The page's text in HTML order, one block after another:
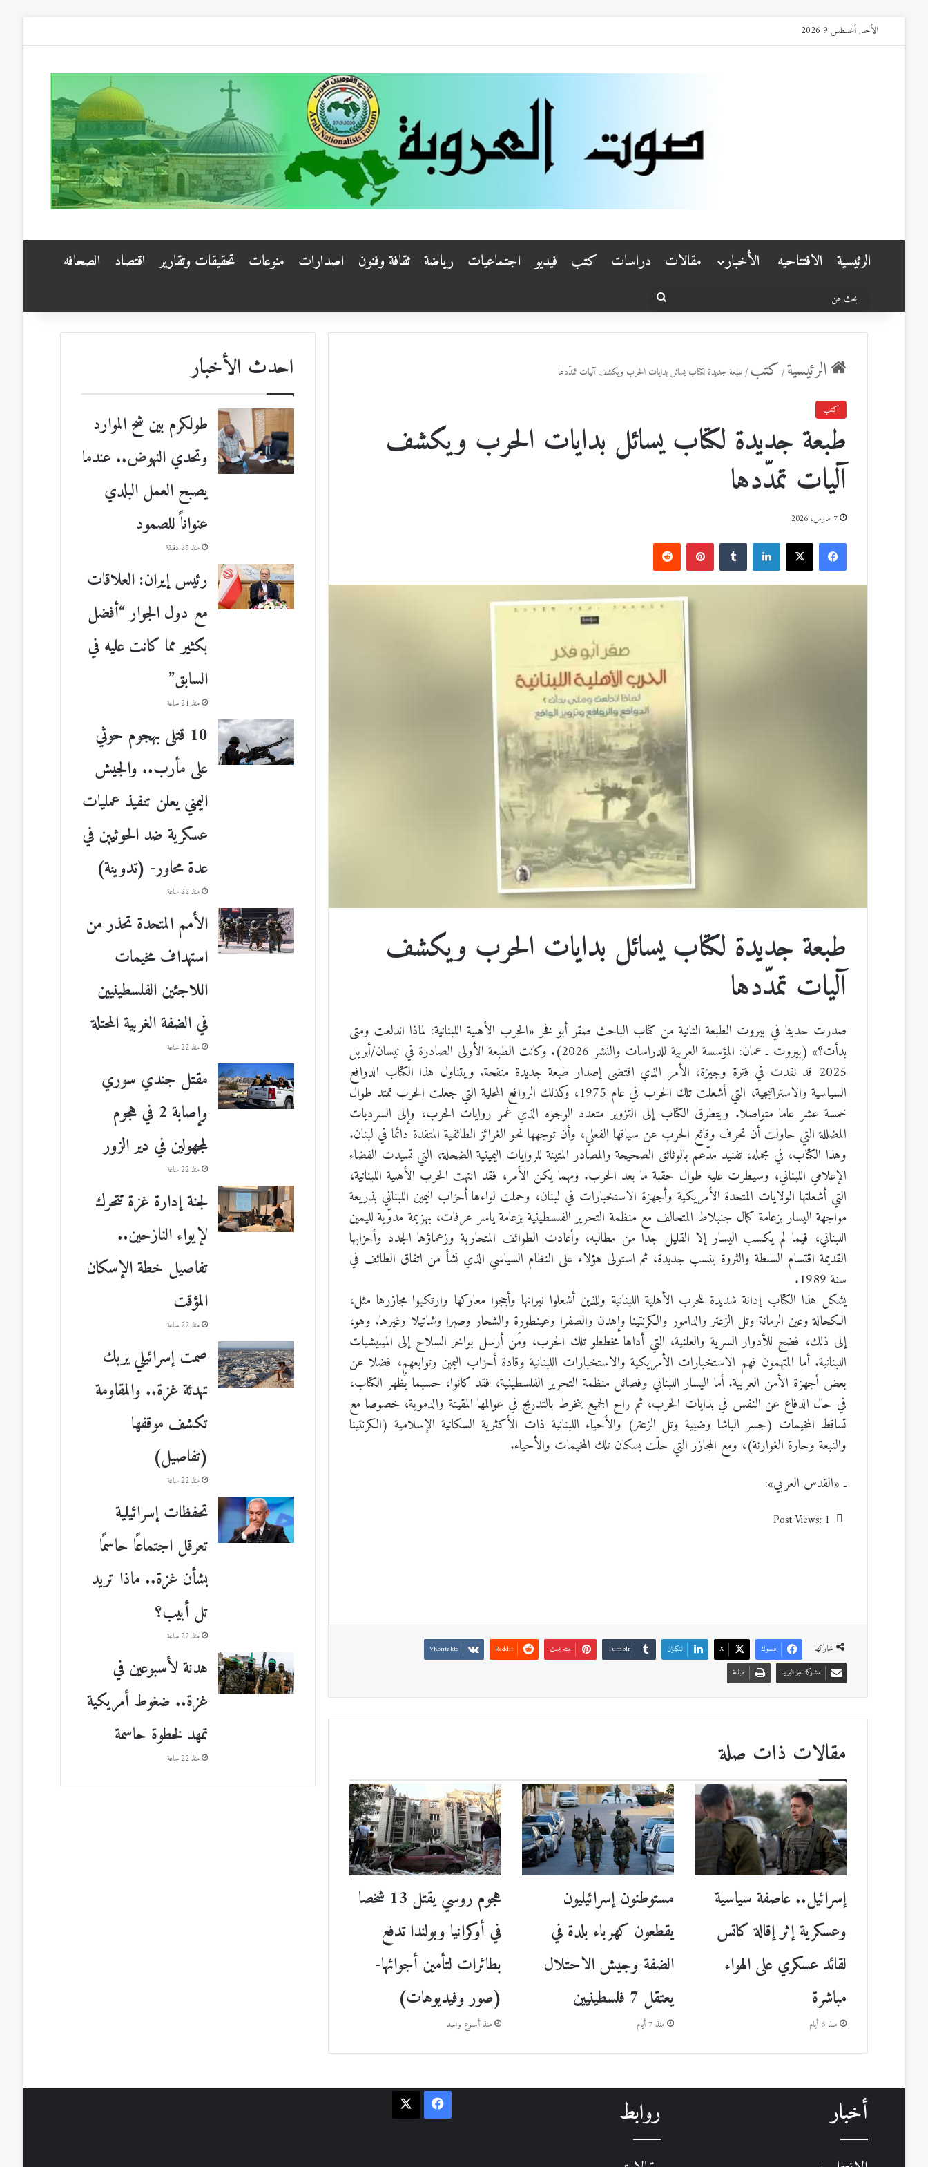
الأحد, أغسطس 9 2026
الرئيسية الافتتاحيه الأخبار مقالات دراسات كتب فيديو اجتماعيات رياضة ثقافة وفنون اصدارات منوعات تحقيقات وتقارير اقتصاد الصحافه
بحث
الرئيسية/ كتب /طبعة جديدة لكتاب يسائل بدايات الحرب ويكشف آليات تمدّدها
كتب
طبعة جديدة لكتاب يسائل بدايات الحرب ويكشف
آليات تمدّدها
7 مارس، 2026
ي
X
ي
T
ي
ن
ت
ي
ر
ي
س
ت
R
d
i
t
طبعة جديدة لكتاب يسائل بدايات الحرب ويكشف
آليات تمدّدها
صدرت حديثا في بيروت الطبعة الثانية من كتاب الباحث صقر أبو فخر «الحرب الأهلية اللبنانية: لماذا اندلعت ومتى
بدأت؟» (بيروت ـ عمان: المؤسسة العربية للدراسات والنشر 2026). وكانت الطبعة الأولى الصادرة في نيسان/أبريل
2025 قد نفدت في فترة وجيزة، الأمر الذي اقتضى إصدار طبعة جديدة منقحة. ويتناول هذا الكتاب الدوافع
السياسية والاستراتيجية، التي أشعلت تلك الحرب في عام 1975، وكذلك الروافع المحلية التي جعلت الحرب تمتد طوال
خمسة عشر عاما متواصلا. ويتطرق الكتاب إلى التزوير متعدد الوجوه الذي غمر روايات الحرب، وإلى السرديات
المضللة التي حاولت أن تحرف وقائع الحرب عن سياقها الفعلي، وأن توجهها نحو الغرائز الطائفية المتقدة دائما في لبنان.
وهذا الكتاب، في مجمله، تفنيد مدّعم بالوثائق الصحيحة والمصادر المتينة للروايات اليمينية الضحلة، التي تسيدت الفضاء
الإعلامي اللبناني، وسيطرت عليه طوال حقبة ما بعد الحرب. ومهما يكن الأمر، فقد انتهت الحرب الأهلية اللبنانية،
التي أشعلتها الولايات المتحدة الأمريكية وأجهزة الاستخبارات في لبنان، وحملت لواءها أحزاب اليمين اللبناني بذريعة
مواجهة اليسار بزعامة كمال جنبلاط المتحالف مع منظمة التحرير الفلسطينية بزعامة ياسر عرفات، بهزيمة مدوّية لليمين
اللبناني، فيما لم يكسب اليسار إلا القليل جدا من مطالبه، وأعادت الطوائف المتحاربة وزعماؤها الجدد وأحزابها
القديمة اقتسام السلطة والثروة بنسب جديدة، ثم استولى هؤلاء على النظام السياسي الذي نشأ من اتفاق الطائف في
سنة 1989.
يشكل هذا الكتاب إدانة شديدة للحرب الأهلية اللبنانية وللذين أشعلوا نيرانها وأججوا معاركها وارتكبوا مجازرها مثل،
الكحالة وعين الرمانة وتل الزعتر والدامور والكرنتينا وإهدن والصفرا وعينطورة والشحار وصبرا وشاتيلا وغيرها. وهو،
إلى ذلك، فضح للأدوار السرية والعلنية، التي أداها مخططو تلك الحرب، ومَن أرسل بواخر السلاح إلى الميليشيات
اللبنانية. أما المتهمون فهم الاستخبارات الأمريكية والاستخبارات اللبنانية وقادة أحزاب اليمين وتوابعهم، فضلا عن
بعض أجهزة الأمن العربية. أما اليسار اللبناني وفصائل منظمة التحرير الفلسطينية، فقد كانوا، حسبما يُظهر الكتاب،
في حال الدفاع عن النفس في بدايات الحرب، ثم راح الجميع ينخرط بالتدريج في عوالمها المقيتة والدموية، خصوصا مع
تساقط المخيمات (جسر الباشا وضبية وتل الزعتر) والأحياء اللبنانية ذات الأكثرية السكانية الإسلامية (الكرنتينا
والنبعة وحارة الغوارنة)، ومع المجازر التي حلّت بسكان تلك المخيمات والأحياء.
ـ «القدس العربي»:
Post Views: 1
شاركها فيسبوك ‫X لينكدإن بينتيريست
مشاركة عبر البريد
طباعة
مقالات ذات صلة
إسرائيل.. عاصفة سياسية
وعسكرية إثر إقالة كاتس
لقائد عسكري على الهواء
مباشرة
منذ 6 أيام
مستوطنون إسرائيليون
يقطعون كهرباء بلدة في
الضفة وجيش الاحتلال
يعتقل 7 فلسطينيين
منذ 7 أيام
هجوم روسي يقتل 13 شخصا
في أوكرانيا وبولندا تدفع
بطائرات لتأمين أجوائها-
(صور وفيديوهات)
منذ أسبوع واحد
احدث الأخبار
طولكرم بين شح الموارد
وتحدي النهوض.. عندما
يصبح العمل البلدي
عنواناً للصمود
منذ 25 دقيقة
رئيس إيران: العلاقات
مع دول الجوار “أفضل
بكثير مما كانت عليه في
السابق”
منذ 21 ساعة
10 قتلى بهجوم حوثي
على مأرب.. والجيش
اليمني يعلن تنفيذ عمليات
عسكرية ضد الحوثيين في
عدة محاور- (تدوينة)
منذ 22 ساعة
الأمم المتحدة تحذر من
استهداف مخيمات
اللاجئين الفلسطينيين
في الضفة الغربية المحتلة
منذ 22 ساعة
مقتل جندي سوري
وإصابة 2 في هجوم
لمجهولين في دير الزور
منذ 22 ساعة
لجنة إدارة غزة تتحرك
لإيواء النازحين..
تفاصيل خطة الإسكان
المؤقت
منذ 22 ساعة
صمت إسرائيلي يربك
تهدئة غزة.. والمقاومة
تكشف موقفها
(تفاصيل)
منذ 22 ساعة
تحفظات إسرائيلية
تعرقل اجتماعًا حاسمًا
بشأن غزة.. ماذا تريد
تل أبيب؟
منذ 22 ساعة
هدنة لأسبوعين في
غزة.. ضغوط أمريكية
تمهد لخطوة حاسمة
منذ 22 ساعة
أخبار روابط فيسبوك